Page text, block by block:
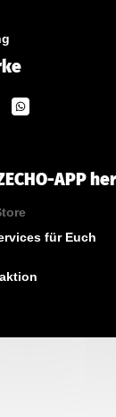
APP
für Euch